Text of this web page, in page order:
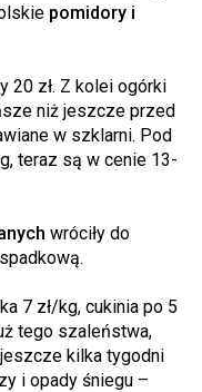
pomidory i
20 zł. Z kolei ogórki
niż jeszcze przed
w szklarni. Pod
teraz są w cenie 13-
wróciły do
7 zł/kg, cukinia po 5
tego szaleństwa,
jeszcze kilka tygodni
i opady śniegu –